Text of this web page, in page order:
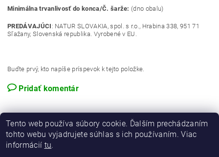
Minimálna trvanlivosť do konca/Č. šarže: (dno obalu)
PREDÁVAJÚCI : NATUR SLOVAKIA, spol. s r.o., Hrabina 338, 951 71
Sľažany, Slovenská republika. Vyrobené v EU.
Buďte prvý, kto napíše príspevok k tejto položke.
Pridať komentár
Tento web používa súbory cookie. Ďalším prechádzaním
tohto webu vyjadrujete súhlas s ich používaním. Viac
informácií tu.